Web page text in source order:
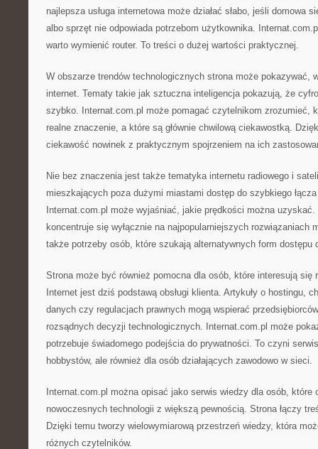
najlepsza usługa internetowa może działać słabo, jeśli domowa
albo sprzęt nie odpowiada potrzebom użytkownika.
warto wymienić router. To treści o dużej wartości praktycznej.
W obszarze trendów technologicznych strona może pokazywać,
internet. Tematy takie jak sztuczna inteligencja pokazują, że
szybko. Internat.com.pl może pomagać czytelnikom zrozumieć,
realne znaczenie, a które są głównie chwilową ciekawostką.
ciekawość nowinek z praktycznym spojrzeniem na ich
Nie bez znaczenia jest także tematyka internetu radiowego i
mieszkających poza dużymi miastami dostęp do szybkiego
Internat.com.pl może wyjaśniać, jakie prędkości można
koncentruje się wyłącznie na najpopularniejszych rozwiązaniach
także potrzeby osób, które szukają alternatywnych form dostępu
Strona może być również pomocna dla osób, które interesują się
Internet jest dziś podstawą obsługi klienta. Artykuły o hostingu,
danych czy regulacjach prawnych mogą wspierać
rozsądnych decyzji technologicznych. Internat.com.pl może
potrzebuje świadomego podejścia do prywatności. To czyni
hobbystów, ale również dla osób działających zawodowo w sieci.
Internat.com.pl można opisać jako serwis wiedzy dla osób,
nowoczesnych technologii z większą pewnością. Strona łączy
Dzięki temu tworzy wielowymiarową przestrzeń wiedzy, która
różnych czytelników.